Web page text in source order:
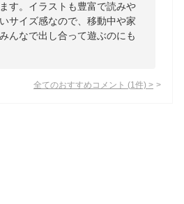
す。イラストも豊富で読みや
サイズ感なので、移動中や家
んなで出し合って遊ぶのにも
全てのおすすめコメント (1 件) >